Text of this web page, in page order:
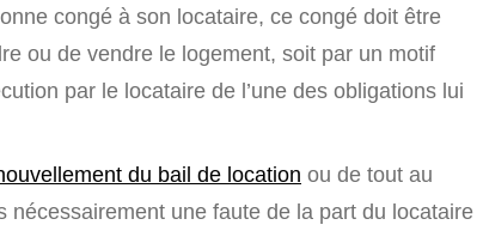
congé à son locataire, ce congé doit être
ou de vendre le logement, soit par un motif
par le locataire de l’une des obligations lui
du bail de location ou de tout au
nécessairement une faute de la part du locataire